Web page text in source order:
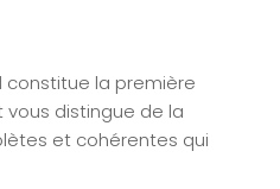
constitue la première
distingue de la
et cohérentes qui